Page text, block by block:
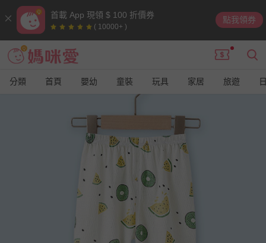
首載 App 現領 $ 100 折價券
( 10000+ )
點我領券
分類 首頁 嬰幼 童裝 玩具 家居 旅遊